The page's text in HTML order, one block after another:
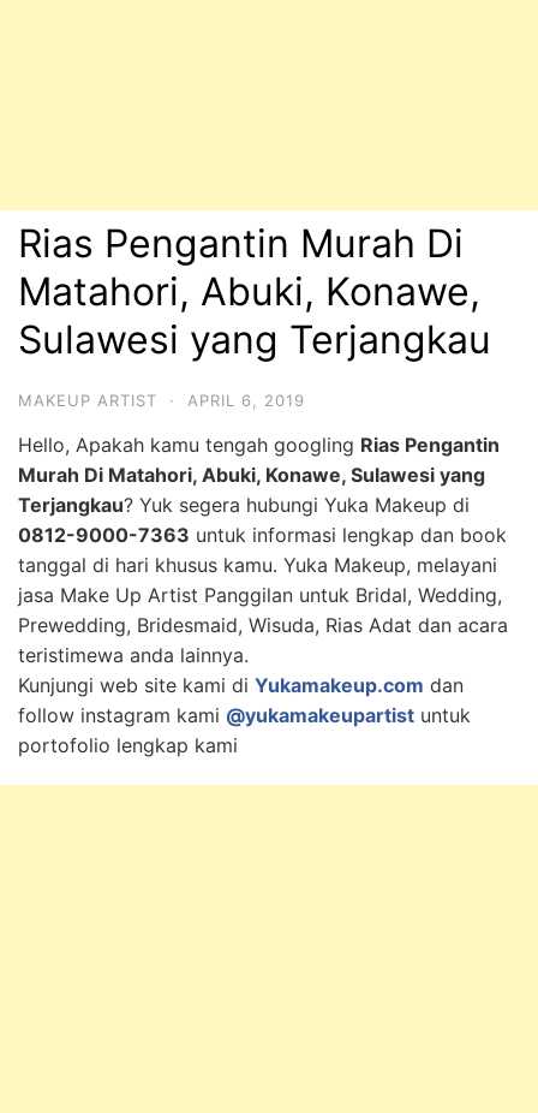
Rias Pengantin Murah Di
Matahori, Abuki, Konawe,
Sulawesi yang Terjangkau
MAKEUP ARTIST · APRIL 6, 2019
Hello, Apakah kamu tengah googling Rias Pengantin
Murah Di Matahori, Abuki, Konawe, Sulawesi yang
Terjangkau? Yuk segera hubungi Yuka Makeup di
0812-9000-7363 untuk informasi lengkap dan book
tanggal di hari khusus kamu. Yuka Makeup, melayani
jasa Make Up Artist Panggilan untuk Bridal, Wedding,
Prewedding, Bridesmaid, Wisuda, Rias Adat dan acara
teristimewa anda lainnya.
Kunjungi web site kami di Yukamakeup.com dan
follow instagram kami @yukamakeupartist untuk
portofolio lengkap kami